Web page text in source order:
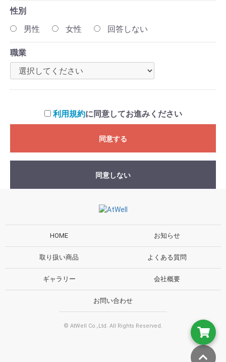
性別
男性
女性 回答しない
職業
利用規約に同意してお進みください
同意する
同意しない
HOME お知らせ
取り扱い商品 よくある質問
ギャラリー 会社概要
お問い合わせ
© AtWell Co.,Ltd. All Rights Reserved.